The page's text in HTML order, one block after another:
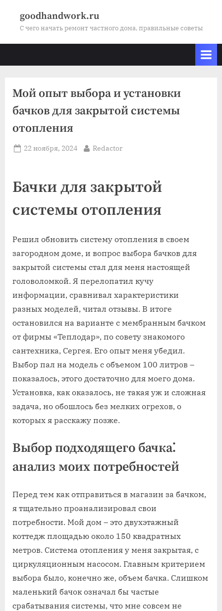
goodhandwork.ru
С чего начать ремонт частного дома, правильные советы
Мой опыт выбора и установки
бачков для закрытой системы
отопления
Posted
22 ноября, 2024 By
Redactor
Бачки для закрытой
системы отопления
Решил обновить систему отопления в своем
загородном доме, и вопрос выбора бачков для
закрытой системы стал для меня настоящей
головоломкой. Я перелопатил кучу
информации, сравнивал характеристики
разных моделей, читал отзывы. В итоге
остановился на варианте с мембранным бачком
от фирмы «Теплодар», по совету знакомого
сантехника, Сергея. Его опыт меня убедил.
Выбор пал на модель с объемом 100 литров –
показалось, этого достаточно для моего дома.
Установка, как оказалось, не такая уж и сложная
задача, но обошлось без мелких огрехов, о
которых я расскажу позже.
Выбор подходящего бачка⁚
анализ моих потребностей
Перед тем как отправиться в магазин за бачком,
я тщательно проанализировал свои
потребности. Мой дом – это двухэтажный
коттедж площадью около 150 квадратных
метров. Система отопления у меня закрытая, с
циркуляционным насосом. Главным критерием
выбора было, конечно же, объем бачка. Слишком
маленький бачок означал бы частые
срабатывания системы, что мне совсем не